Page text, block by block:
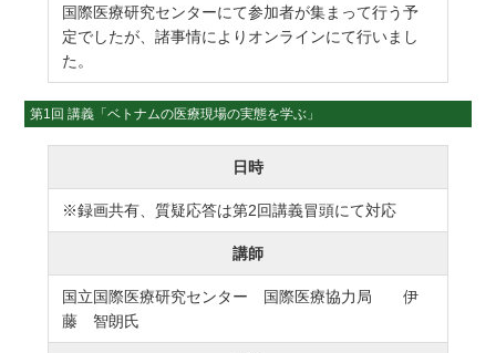
国際医療研究センターにて参加者が集まって行う予
定でしたが、諸事情によりオンラインにて行いまし
た。
第1回 講義「ベトナムの医療現場の実態を学ぶ」
日時
※録画共有、質疑応答は第2回講義冒頭にて対応
講師
国立国際医療研究センター 国際医療協力局 伊
藤 智朗氏